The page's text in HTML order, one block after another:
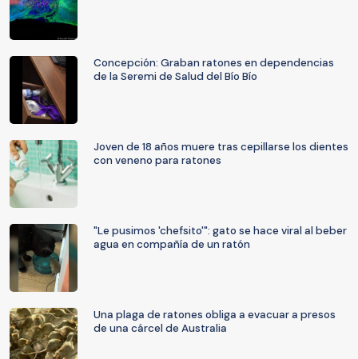
Concepción: Graban ratones en dependencias
de la Seremi de Salud del Bío Bío
Joven de 18 años muere tras cepillarse los dientes
con veneno para ratones
"Le pusimos 'chefsito'": gato se hace viral al beber
agua en compañía de un ratón
Una plaga de ratones obliga a evacuar a presos
de una cárcel de Australia